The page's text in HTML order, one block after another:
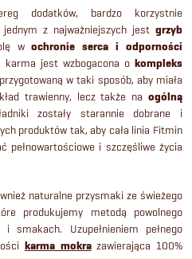
dodatków, bardzo korzystnie
z najważniejszych jest grzyb
wochronie serca i odporności
karma jest wzbogacona o kompleks
w taki sposób, aby miała
trawienny, lecz także na ogólną
zostały starannie dobrane i
produktów tak, aby cała linia Fitmin
pełnowartościowe i szczęśliwe życia
naturalne przysmaki ze świeżego
produkujemy metodą powolnego
smakach. Uzupełnieniem pełnego
karma mokrazawierająca 100%